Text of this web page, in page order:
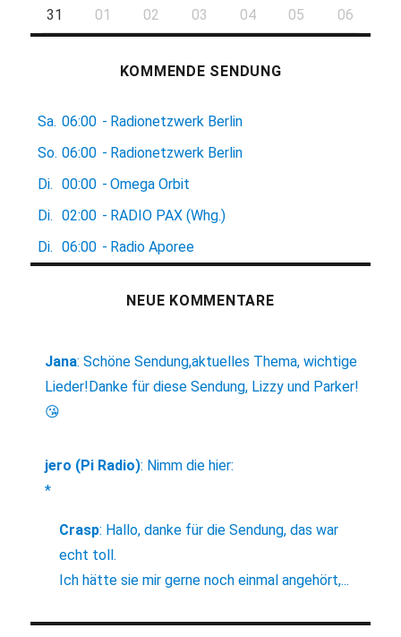
31 01 02 03 04 05 06
KOMMENDE SENDUNG
Sa. 06:00 - Radionetzwerk Berlin
So. 06:00 - Radionetzwerk Berlin
Di.
00:00 - Omega Orbit
Di.
02:00 - RADIO PAX (Whg.)
Di.
06:00 - Radio Aporee
NEUE KOMMENTARE
Jana:Schöne Sendung,aktuelles Thema, wichtige
Lieder!Danke für diese Sendung, Lizzy und Parker!
😘
jero (Pi Radio): Nimm die hier:
*
Crasp: Hallo, danke für die Sendung, das war
echt toll.
Ich hätte sie mir gerne noch einmal angehört,...